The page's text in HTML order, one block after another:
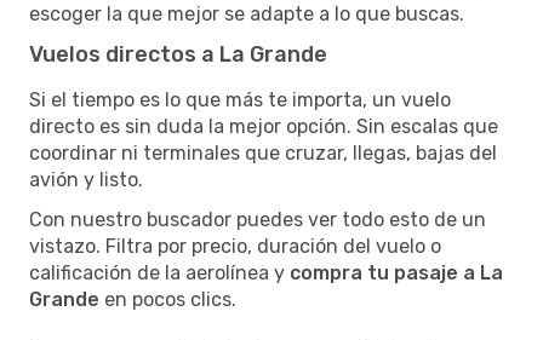
escoger la que mejor se adapte a lo que buscas.
Vuelos directos a La Grande
Si el tiempo es lo que más te importa, un vuelo
directo es sin duda la mejor opción. Sin escalas que
coordinar ni terminales que cruzar, llegas, bajas del
avión y listo.
Con nuestro buscador puedes ver todo esto de un
vistazo. Filtra por precio, duración del vuelo o
calificación de la aerolínea y compra tu pasaje a La
Grande en pocos clics.